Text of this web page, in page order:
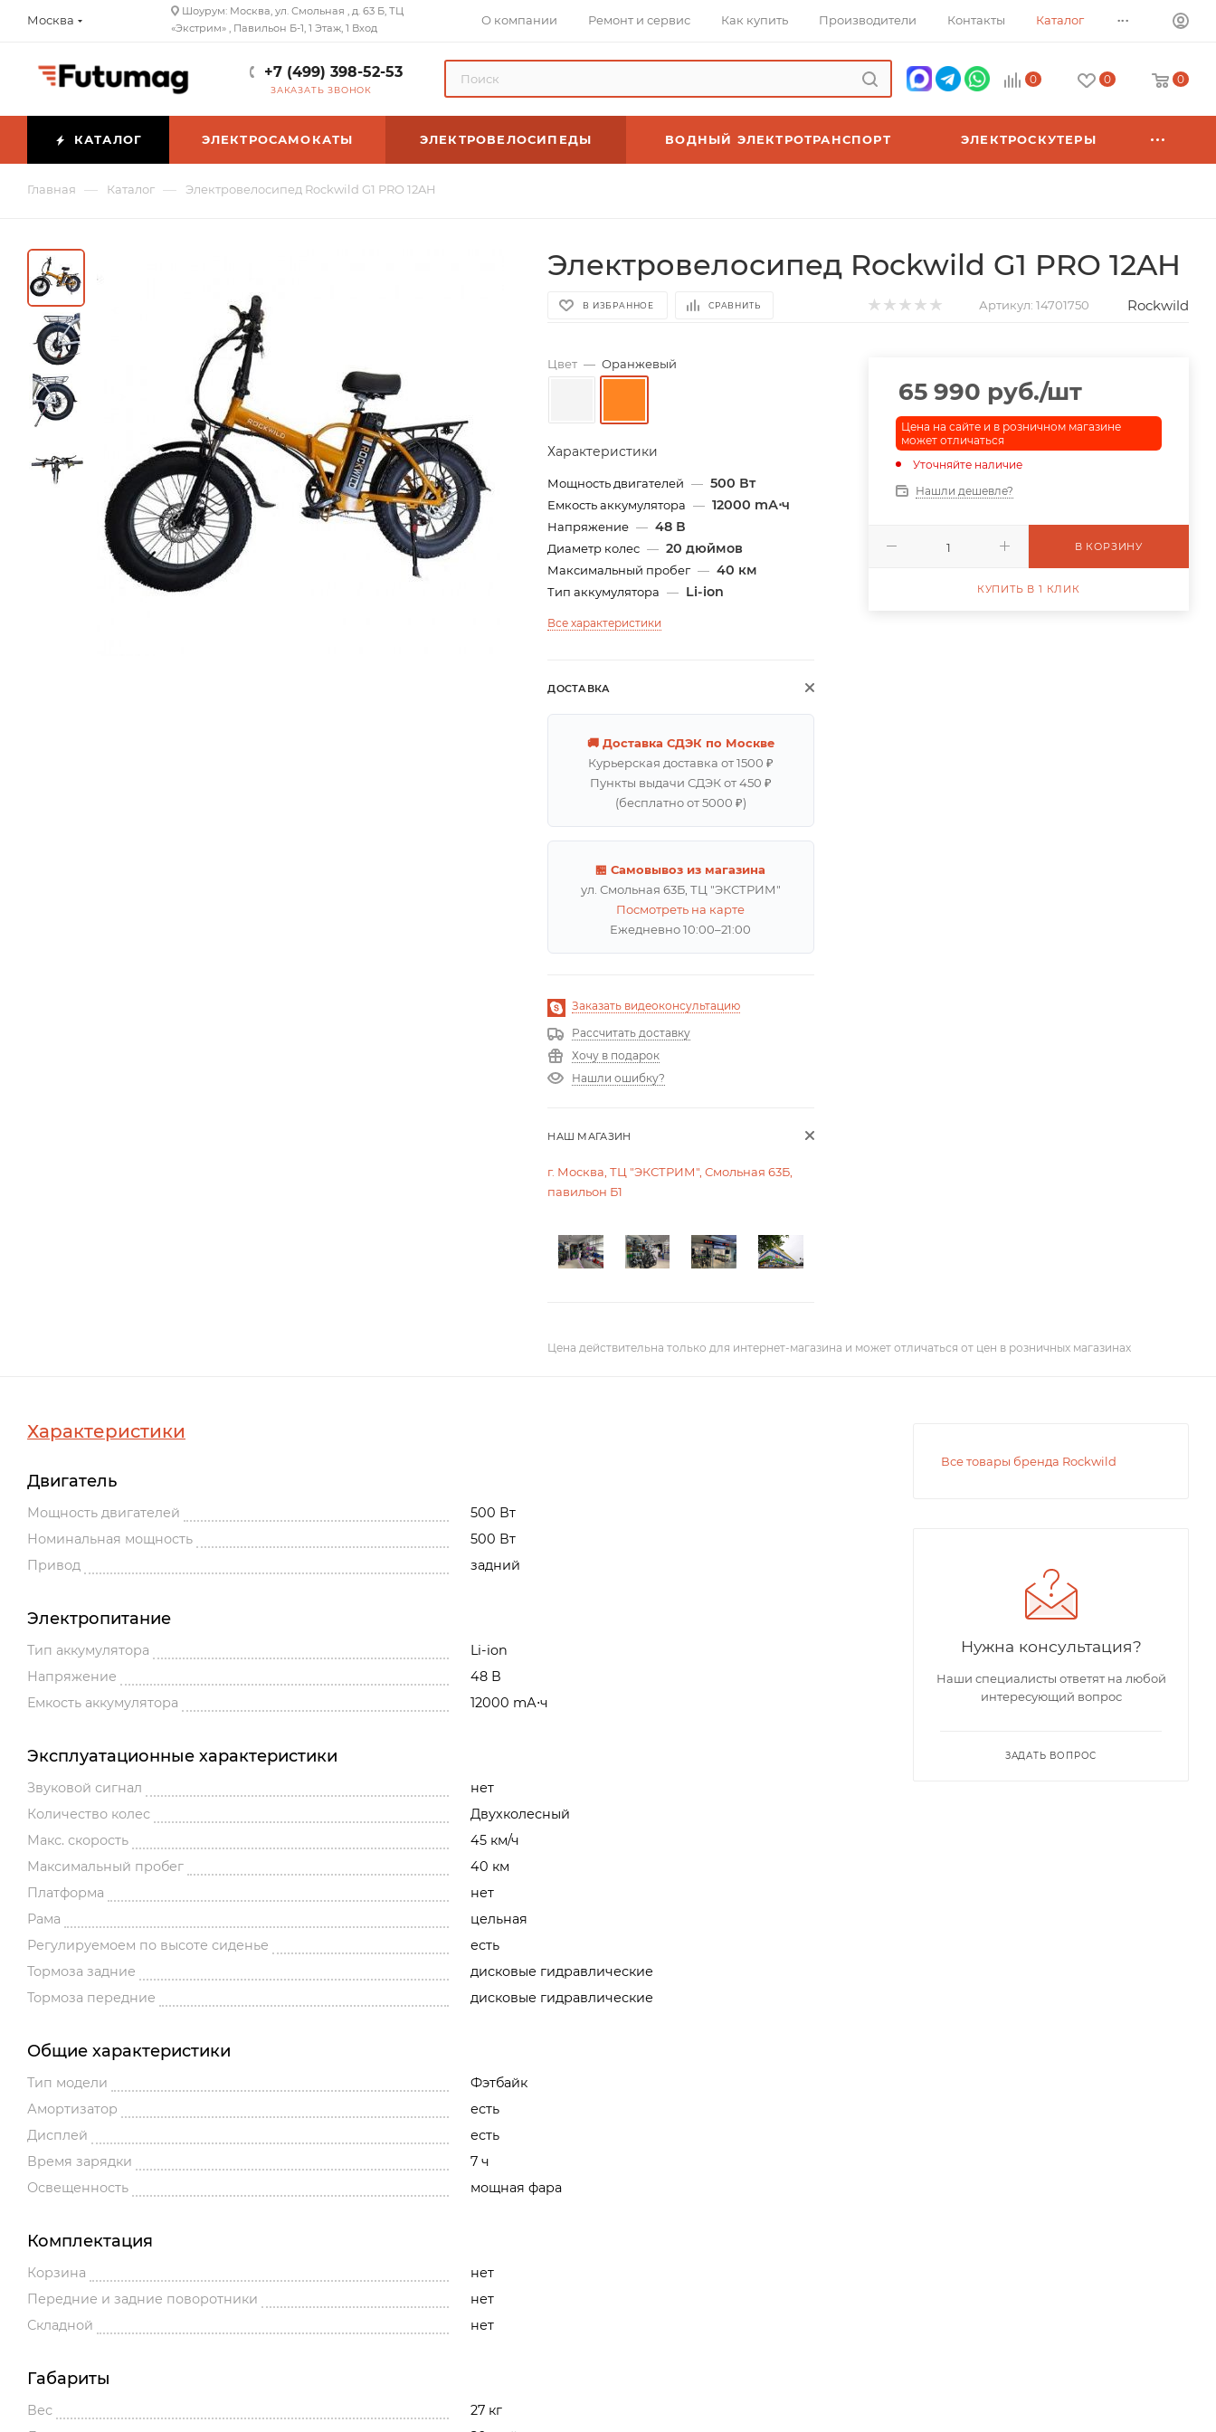
Москва
Шоурум: Москва, ул. Смольная , д. 63 Б, ТЦ
«Экстрим» , Павильон Б-1, 1 Этаж, 1 Вход
О компании Ремонт и сервис Как купить Производители Контакты Каталог ...
+7 (499) 398-52-53
ЗАКАЗАТЬ ЗВОНОК
0 0 0
КАТАЛОГ ЭЛЕКТРОСАМОКАТЫ ЭЛЕКТРОВЕЛОСИПЕДЫ ВОДНЫЙ ЭЛЕКТРОТРАНСПОРТ ЭЛЕКТРОСКУТЕРЫ
Главная — Каталог — Электровелосипед Rockwild G1 PRO 12AH
Электровелосипед Rockwild G1 PRO 12AH
В ИЗБРАННОЕ СРАВНИТЬ Артикул: 14701750 Rockwild
Цвет — Оранжевый
Характеристики
Мощность двигателей — 500 Вт
Емкость аккумулятора — 12000 mА⋅ч
Напряжение — 48 В
Диаметр колес — 20 дюймов
Максимальный пробег — 40 км
Тип аккумулятора — Li-ion
Все характеристики
ДОСТАВКА
🚚 Доставка СДЭК по Москве
Курьерская доставка от 1500 ₽
Пункты выдачи СДЭК от 450 ₽
(бесплатно от 5000 ₽)
🏪 Самовывоз из магазина
ул. Смольная 63Б, ТЦ "ЭКСТРИМ"
Посмотреть на карте
Ежедневно 10:00–21:00
Заказать видеоконсультацию
Рассчитать доставку
Хочу в подарок
Нашли ошибку?
НАШ МАГАЗИН
г. Москва, ТЦ "ЭКСТРИМ", Смольная 63Б,
павильон Б1
65 990 руб./шт
Цена на сайте и в розничном магазине
может отличаться
Уточняйте наличие
Нашли дешевле?
В КОРЗИНУ
КУПИТЬ В 1 КЛИК
Цена действительна только для интернет-магазина и может отличаться от цен в розничных магазинах
Характеристики
Двигатель
Мощность двигателей
500 Вт
Номинальная мощность
500 Вт
Привод
задний
Электропитание
Тип аккумулятора
Li-ion
Напряжение
48 В
Емкость аккумулятора
12000 mА⋅ч
Эксплуатационные характеристики
Звуковой сигнал
нет
Количество колес
Двухколесный
Макс. скорость
45 км/ч
Максимальный пробег
40 км
Платформа
нет
Рама
цельная
Регулируемоем по высоте сиденье
есть
Тормоза задние
дисковые гидравлические
Тормоза передние
дисковые гидравлические
Общие характеристики
Тип модели
Фэтбайк
Амортизатор
есть
Дисплей
есть
Время зарядки
7 ч
Освещенность
мощная фара
Комплектация
Корзина
нет
Передние и задние поворотники
нет
Складной
нет
Габариты
Вес
27 кг
Все товары бренда Rockwild
Нужна консультация?
Наши специалисты ответят на любой
интересующий вопрос
ЗАДАТЬ ВОПРОС